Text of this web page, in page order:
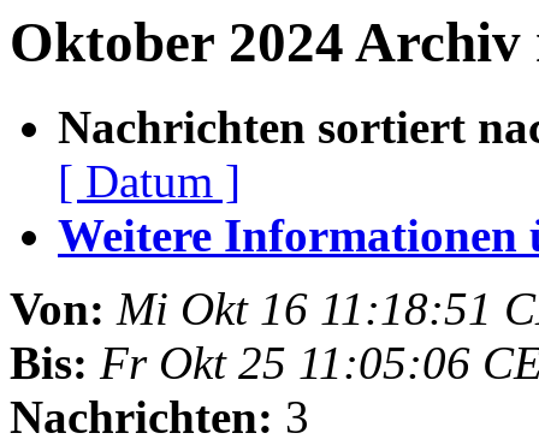
Oktober 2024
Nachrichten sortiert
[ Datum ]
Weitere Informationen
Von: Mi Okt 16 11:18:51
Bis: Fr Okt 25 11:05:06
Nachrichten: 3